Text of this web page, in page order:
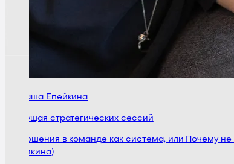
Наташа Епейкина
Ведущая стратегических сессий
Отношения в команде как система, или Почему не
Епейкина)